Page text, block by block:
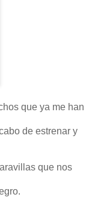
que ya me han
de estrenar y
que nos